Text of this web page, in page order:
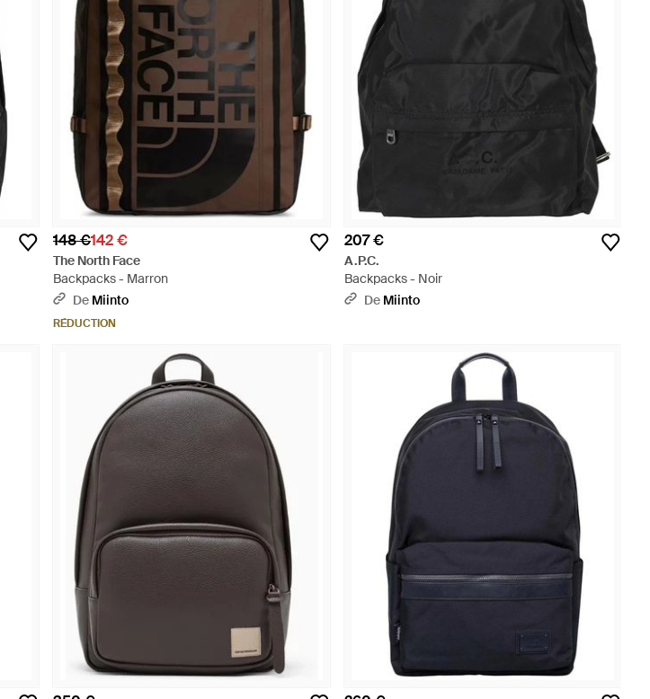
148 €142 €
The North Face
Backpacks - Marron
De Miinto
RÉDUCTION
207 €
A.P.C.
Backpacks - Noir
De Miinto